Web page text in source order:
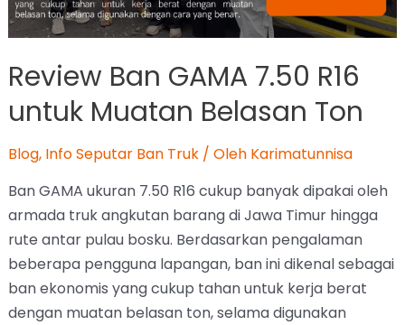
Review Ban GAMA 7.50 R16
untuk Muatan Belasan Ton
Blog, Info Seputar Ban Truk/ Oleh Karimatunnisa
Ban GAMA ukuran 7.50 R16 cukup banyak dipakai oleh
armada truk angkutan barang di Jawa Timur hingga
rute antar pulau bosku. Berdasarkan pengalaman
beberapa pengguna lapangan, ban ini dikenal sebagai
ban ekonomis yang cukup tahan untuk kerja berat
dengan muatan belasan ton, selama digunakan